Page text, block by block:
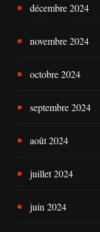
décembre 2024
novembre 2024
octobre 2024
septembre 2024
août 2024
juillet 2024
juin 2024